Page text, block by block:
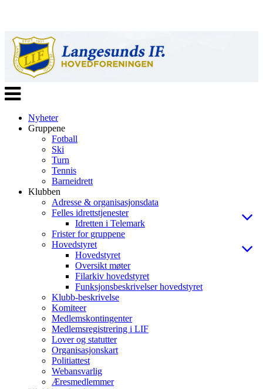
Veksle
navigasjon
Nyheter
Gruppene
Fotball
Ski
Turn
Tennis
Barneidrett
Klubben
Adresse & organisasjonsdata
Felles idrettstjenester
Idretten i Telemark
Frister for gruppene
Hovedstyret
Hovedstyret
Oversikt møter
Filarkiv hovedstyret
Funksjonsbeskrivelser hovedstyret
Klubb-beskrivelse
Komiteer
Medlemskontingenter
Medlemsregistrering i LIF
Lover og statutter
Organisasjonskart
Politiattest
Webansvarlig
Æresmedlemmer